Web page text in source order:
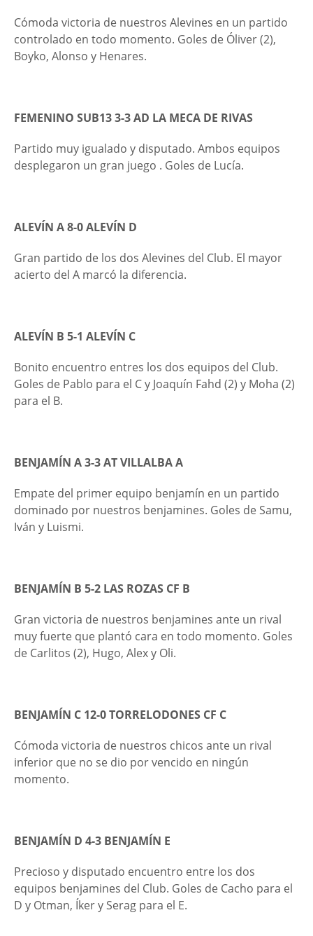
Cómoda victoria de nuestros Alevines en un partido
controlado en todo momento. Goles de Óliver (2),
Boyko, Alonso y Henares.
FEMENINO SUB13 3-3 AD LA MECA DE RIVAS
Partido muy igualado y disputado. Ambos equipos
desplegaron un gran juego . Goles de Lucía.
ALEVÍN A 8-0 ALEVÍN D
Gran partido de los dos Alevines del Club. El mayor
acierto del A marcó la diferencia.
ALEVÍN B 5-1 ALEVÍN C
Bonito encuentro entres los dos equipos del Club.
Goles de Pablo para el C y Joaquín Fahd (2) y Moha (2)
para el B.
BENJAMÍN A 3-3 AT VILLALBA A
Empate del primer equipo benjamín en un partido
dominado por nuestros benjamines. Goles de Samu,
Iván y Luismi.
BENJAMÍN B 5-2 LAS ROZAS CF B
Gran victoria de nuestros benjamines ante un rival
muy fuerte que plantó cara en todo momento. Goles
de Carlitos (2), Hugo, Alex y Oli.
BENJAMÍN C 12-0 TORRELODONES CF C
Cómoda victoria de nuestros chicos ante un rival
inferior que no se dio por vencido en ningún
momento.
BENJAMÍN D 4-3 BENJAMÍN E
Precioso y disputado encuentro entre los dos
equipos benjamines del Club. Goles de Cacho para el
D y Otman, Íker y Serag para el E.